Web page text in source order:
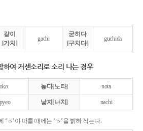
같이
[가치]
gachi
굳히다
[구치다]
guchida
하여 거센소리로 소리 나는 경우
놓다[노타] nota
낳지[나치] nachi
‘ㅎ’이 따를 때에는 ‘ㅎ’을 밝혀 적는다.